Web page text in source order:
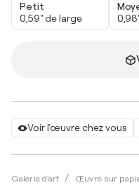
Voir l'œuvre chez vous
Galerie d'art Œuvre sur
Petit
0,59" de large